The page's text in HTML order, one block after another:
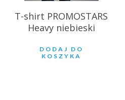
T-shirt PROMOSTARS
Heavy niebieski
DODAJ DO
KOSZYKA